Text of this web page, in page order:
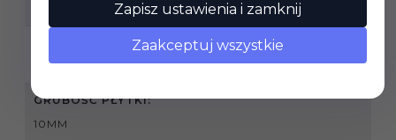
POMIESZCZENIA:
KUCHNIA,ŁAZIENKA
GRUBOŚĆ PŁYTKI:
10MM
Zapisz ustawienia i zamknij
Zaakceptuj wszystkie